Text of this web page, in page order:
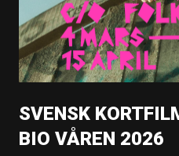
SVENSK
BIO VÅREN 2026